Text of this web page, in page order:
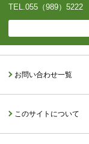
TEL. 055（989）5222
お問い合わせ一覧
このサイトについて